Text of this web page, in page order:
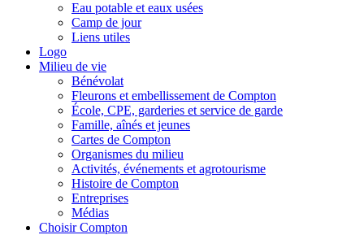
Eau potable et eaux usées
Camp de jour
Liens utiles
Logo
Milieu de vie
Bénévolat
Fleurons et embellissement de Compton
École, CPE, garderies et service de garde
Famille, aînés et jeunes
Cartes de Compton
Organismes du milieu
Activités, événements et agrotourisme
Histoire de Compton
Entreprises
Médias
Choisir Compton